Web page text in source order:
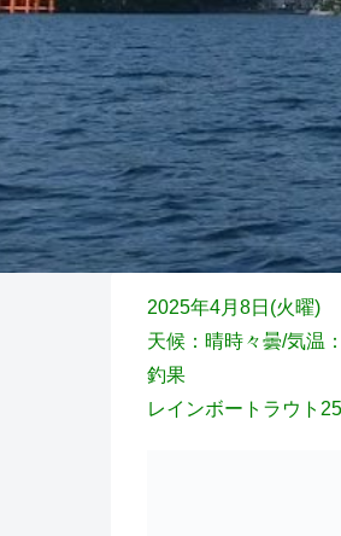
2025年4月8日(火曜)
天候：晴時々曇/気温
釣果
レインボートラウト